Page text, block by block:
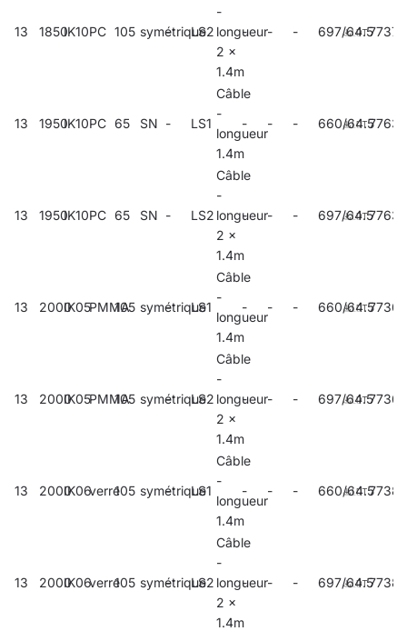
13 1850IK10PC 105 symétrique
- LS2
-
longueur
2 x
1.4m
- - - 697/64.5
13 1950IK10PC 65 SN - LS1
Câble
-
longueur
1.4m
- - - 660/64.5
13 1950IK10PC 65 SN - LS2
Câble
-
longueur
2 x
1.4m
- - - 697/64.5
13 2000IK05PMMA
105 symétrique
- LS1
Câble
-
longueur
1.4m
- - - 660/64.5
13 2000IK05PMMA
105 symétrique
- LS2
Câble
-
longueur
2 x
1.4m
- - - 697/64.5
13 2000IK06verre105 symétrique
- LS1
Câble
-
longueur
1.4m
- - - 660/64.5
13 2000IK06verre105 symétrique
- LS2
Câble
-
longueur
2 x
1.4m
- - - 697/64.5